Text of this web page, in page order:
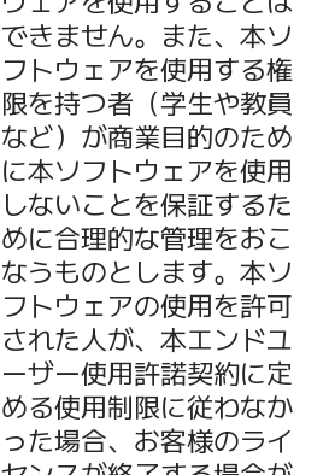
できません。また、本ソ
フトウェアを使用する権
限を持つ者（学生や教員
など）が商業目的のため
に本ソフトウェアを使用
しないことを保証するた
めに合理的な管理をおこ
なうものとします。本ソ
フトウェアの使用を許可
された人が、本エンドユ
ーザー使用許諾契約に定
める使用制限に従わなか
った場合、お客様のライ